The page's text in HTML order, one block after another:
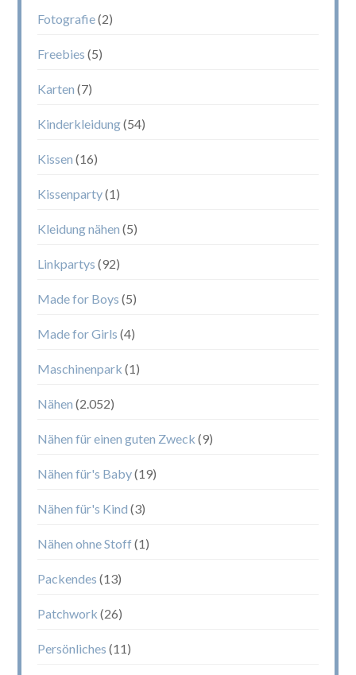
Fotografie(2)
Freebies (5)
Karten (7)
Kinderkleidung(54)
Kissen (16)
Kissenparty(1)
Kleidung nähen (5)
Linkpartys (92)
Made for Boys (5)
Made for Girls (4)
Maschinenpark (1)
Nähen (2.052)
Nähen für einen guten Zweck (9)
Nähen für's Baby(19)
Nähen für's Kind (3)
Nähen ohne Stoff (1)
Packendes (13)
Patchwork (26)
Persönliches (11)